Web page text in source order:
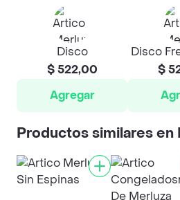
Disco
$ 522,00
Agregar
Disco
$
Productos similares